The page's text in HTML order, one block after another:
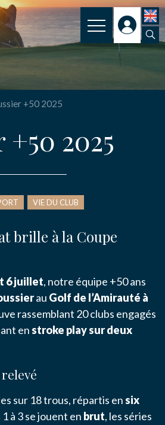
+50 2025
2025
VIE DU CLUB
brille à la Coupe
6 juillet, notre équipe +50 ans
au Golf de l’Amirauté à
rassemblant 20 clubs engagés
enstroke play sur deux
sur 18 trous, répartis ensix
à 3 se jouent en brut, les séries
2025